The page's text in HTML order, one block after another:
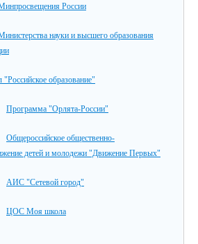
России
науки и высшего образования
образование"
Программа "Орлята-России"
Общероссийское общественно-
детей и молодежи "Движение Первых"
АИС "Сетевой город"
ЦОС Моя школа